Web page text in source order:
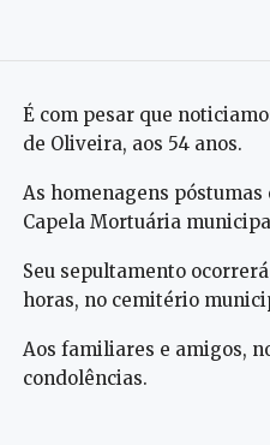
É com pesar que
de Oliveira, aos 54 anos.
As homenagens
Capela Mortuária
Seu sepultamento
horas, no cemitério
Aos familiares e amigos,
condolências.